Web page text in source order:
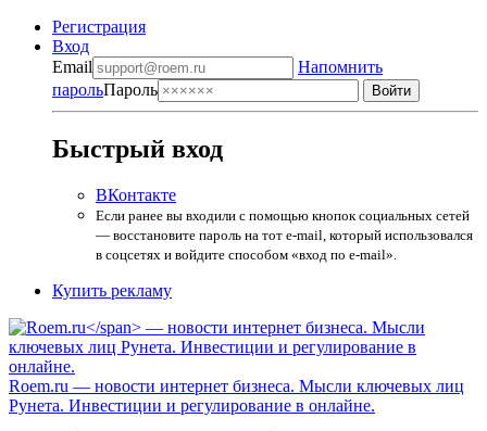
Регистрация
Вход
Email
Напомнить
парольПароль
Быстрый вход
ВКонтакте
Если ранее вы входили с помощью кнопок социальных сетей
— восстановите пароль на тот e-mail, который использовался
в соцсетях и войдите способом «вход по e-mail».
Купить рекламу
Roem.ru — новости интернет бизнеса. Мысли ключевых лиц
Рунета. Инвестиции и регулирование в онлайне.